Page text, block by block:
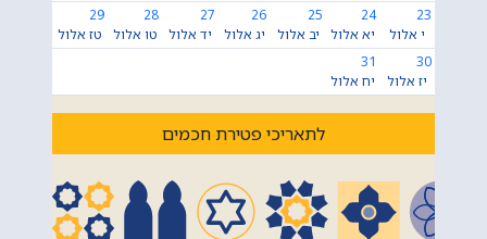
23
י אלול
24
יא אלול
25
יב אלול
26
יג אלול
27
יד אלול
28
טו אלול
29
טז אלול
30
יז אלול
31
יח אלול
לתאריכי פטירת חכמים